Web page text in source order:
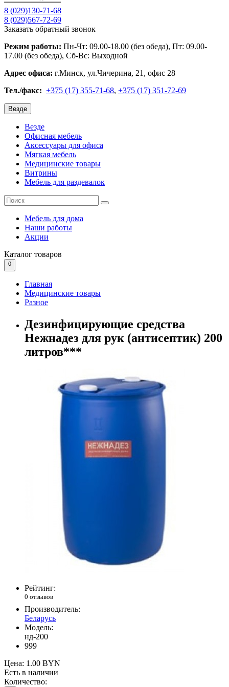
8 (029)130-71-68
8 (029)567-72-69
Заказать обратный звонок
Режим работы: Пн-Чт: 09.00-18.00 (без обеда), Пт: 09.00-
17.00 (без обеда), Сб-Вс: Выходной
Адрес офиса: г.Минск, ул.Чичерина, 21, офис 28
Тел./факс: +375 (17) 355-71-68, +375 (17) 351-72-69
Везде
Везде
Офисная мебель
Аксессуары для офиса
Мягкая мебель
Медицинские товары
Витрины
Мебель для раздевалок
Мебель для дома
Наши работы
Акции
Каталог товаров
0
Главная
Медицинские товары
Разное
Дезинфицирующие средства
Нежнадез для рук (антисептик) 200
литров***
Рейтинг:
0 отзывов
Производитель:
Беларусь
Модель:
нд-200
999
Цена: 1.00 BYN
Есть в наличии
Количество: